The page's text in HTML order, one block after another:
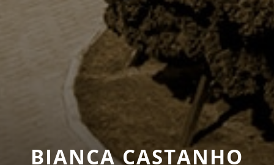
BIANCA CASTANHO